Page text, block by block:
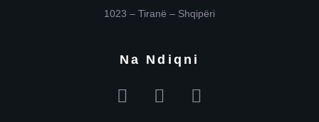
1023 – Tiranë – Shqipëri
Na Ndiqni